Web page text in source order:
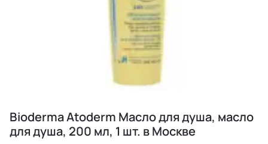
Bioderma Atoderm Масло для душа, масло
для душа, 200 мл, 1 шт. в Москве